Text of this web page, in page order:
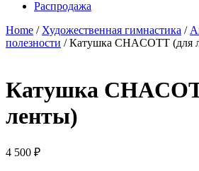
Распродажа
Home / Художественная гимнастика /
полезности / Катушка CHACOTT (для
Катушка
ленты)
4 500 ₽